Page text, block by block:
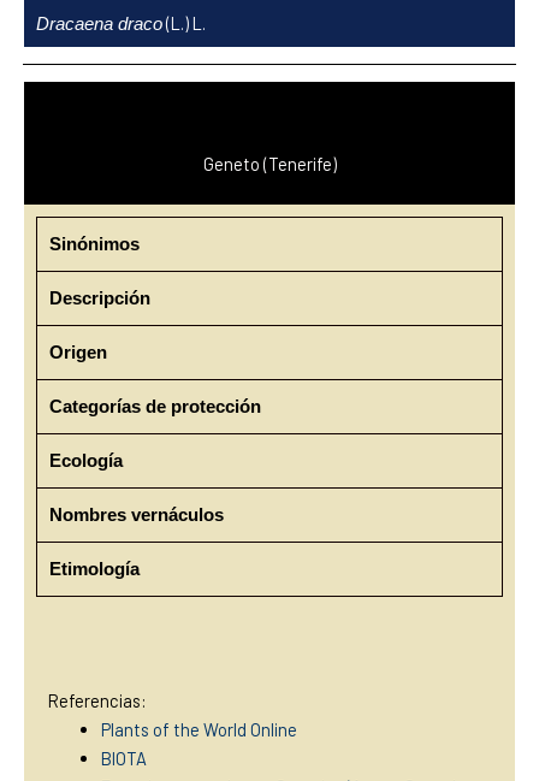
contenido
Dracaena draco(L.) L.
Geneto (Tenerife)
Sinónimos
Descripción
Origen
Categorías de protección
Ecología
Nombres vernáculos
Etimología
Referencias:
Plants of the World Online
BIOTA